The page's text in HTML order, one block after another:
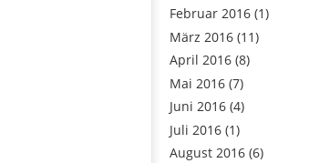
Februar 2016 (1)
März 2016 (11)
April 2016 (8)
Mai 2016 (7)
Juni 2016 (4)
Juli 2016 (1)
August 2016 (6)